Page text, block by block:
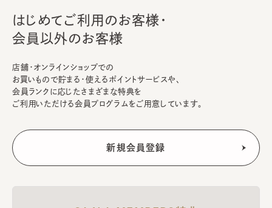
はじめてご利用のお客様・
会員以外のお客様
店舗・オンラインショップでの
お買いもので貯まる・使えるポイントサービスや、
会員ランクに応じたさまざまな特典を
ご利用いただける会員プログラムをご用意しています。